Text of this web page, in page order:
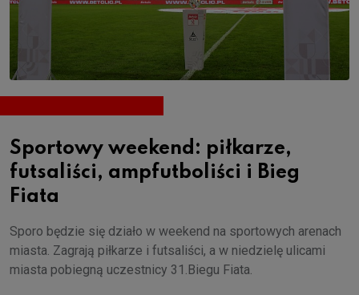
Sportowy weekend: piłkarze,
futsaliści, ampfutboliści i Bieg
Fiata
Sporo będzie się działo w weekend na sportowych arenach
miasta. Zagrają piłkarze i futsaliści, a w niedzielę ulicami
miasta pobiegną uczestnicy 31.Biegu Fiata.